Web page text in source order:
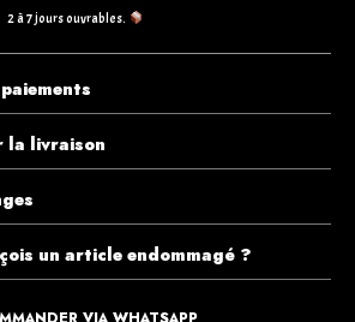
2 à 7 jours ouvrables.
la livraison
un article endommagé ?